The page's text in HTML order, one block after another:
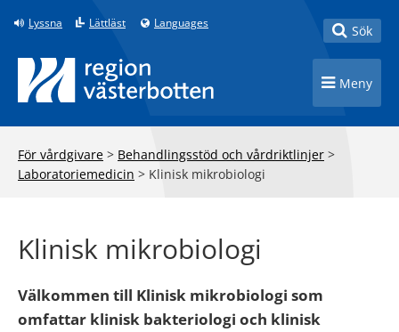
Till innehåll på sidan
Lyssna Lättläst Languages Toggle
Sök
Toggle
Meny
För vårdgivare > Behandlingsstöd och vårdriktlinjer >
Laboratoriemedicin > Klinisk mikrobiologi
Klinisk mikrobiologi
Välkommen till Klinisk mikrobiologi som
omfattar klinisk bakteriologi och klinisk